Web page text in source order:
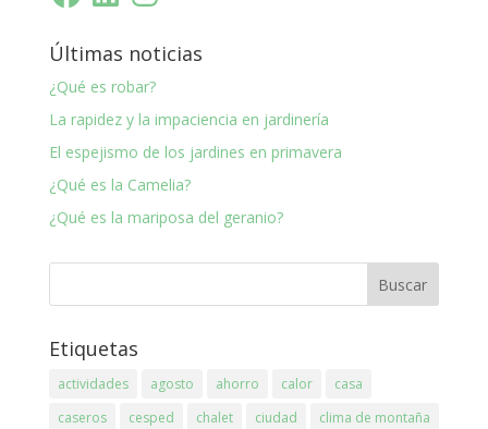
Últimas noticias
¿Qué es robar?
La rapidez y la impaciencia en jardinería
El espejismo de los jardines en primavera
¿Qué es la Camelia?
¿Qué es la mariposa del geranio?
Etiquetas
actividades agosto ahorro calor
casa
caseros
cesped chalet ciudad
clima de montaña